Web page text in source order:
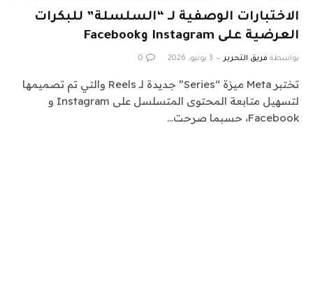
الاختبارات الوصفية لـ “السلسلة” للبكرات
العرضية على Instagram وFacebook
بواسطة فريق التحرير 3 يونيو، 2026 0
تختبر Meta ميزة “Series” جديدة لـ Reels والتي تم تصميمها
لتسهيل متابعة المحتوى المتسلسل على Instagram و
Facebook، حسبما صرحت…